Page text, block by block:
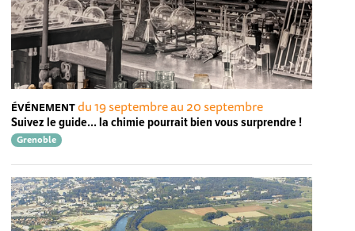
ÉVÉNEMENTdu 19 septembre au 20 septembre
Suivez le guide… la chimie pourrait bien vous surprendre !
Grenoble